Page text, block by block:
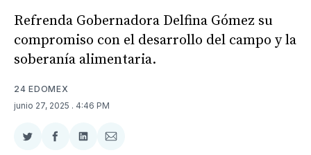
Refrenda Gobernadora Delfina Gómez su
compromiso con el desarrollo del campo y la
soberanía alimentaria.
24 EDOMEX
junio 27, 2025 . 4:46 PM
CompartirCompartir
CompartirCompartir